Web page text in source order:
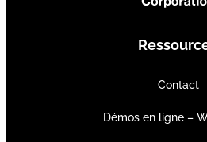
Contact
Démos en ligne –